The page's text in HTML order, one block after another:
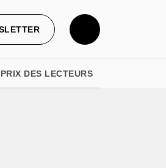
PRIX DES LECTEURS